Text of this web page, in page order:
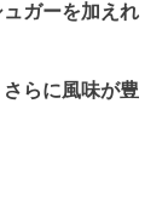
ガーを加えれ
らに風味が豊